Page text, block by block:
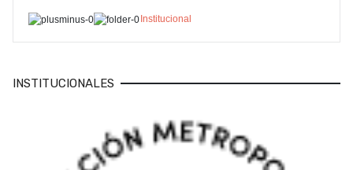
Institucional
INSTITUCIONALES